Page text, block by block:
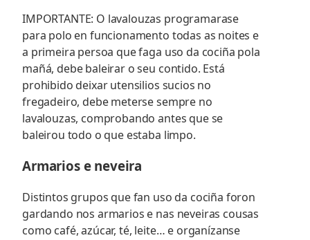
IMPORTANTE: O lavalouzas programarase
para polo en funcionamento todas as noites e
a primeira persoa que faga uso da cociña pola
mañá, debe baleirar o seu contido. Está
prohibido deixar utensilios sucios no
fregadeiro, debe meterse sempre no
lavalouzas, comprobando antes que se
baleirou todo o que estaba limpo.
Armarios e neveira
Distintos grupos que fan uso da cociña foron
gardando nos armarios e nas neveiras cousas
como café, azúcar, té, leite… e organízanse